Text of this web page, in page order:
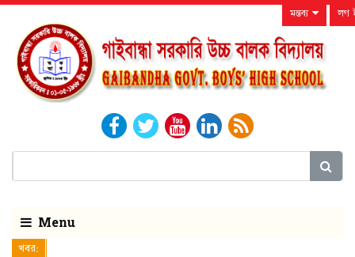
মন্তব্য লগ
Menu
খবর: